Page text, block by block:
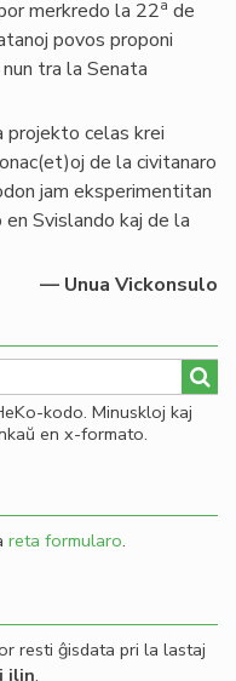
merkredo la 22a de
povos proponi
tra la Senata
projekto celas krei
de la civitanaro
jam eksperimentitan
Svislando kaj de la
— Unua Vickonsulo
kodo. Minuskloj kaj
en x-formato.
reta formularo.
resti ĝisdata pri la lastaj
ilin.